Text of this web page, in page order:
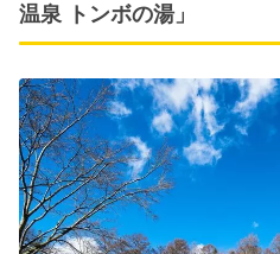
温泉 トンボの湯」